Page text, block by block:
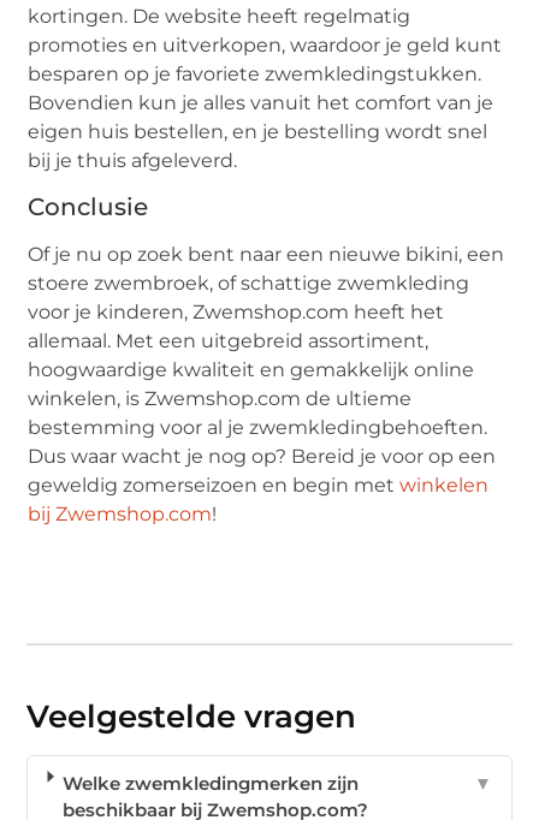
kortingen. De website heeft regelmatig
promoties en uitverkopen, waardoor je geld kunt
besparen op je favoriete zwemkledingstukken.
Bovendien kun je alles vanuit het comfort van je
eigen huis bestellen, en je bestelling wordt snel
bij je thuis afgeleverd.
Conclusie
Of je nu op zoek bent naar een nieuwe bikini, een
stoere zwembroek, of schattige zwemkleding
voor je kinderen, Zwemshop.com heeft het
allemaal. Met een uitgebreid assortiment,
hoogwaardige kwaliteit en gemakkelijk online
winkelen, is Zwemshop.com de ultieme
bestemming voor al je zwemkledingbehoeften.
Dus waar wacht je nog op? Bereid je voor op een
geweldig zomerseizoen en begin metwinkelen
bij Zwemshop.com!
Veelgestelde vragen
Welke zwemkledingmerken zijn
beschikbaar bij Zwemshop.com?
▼